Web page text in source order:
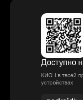
Доступно
КИОН в твоей
устройствах